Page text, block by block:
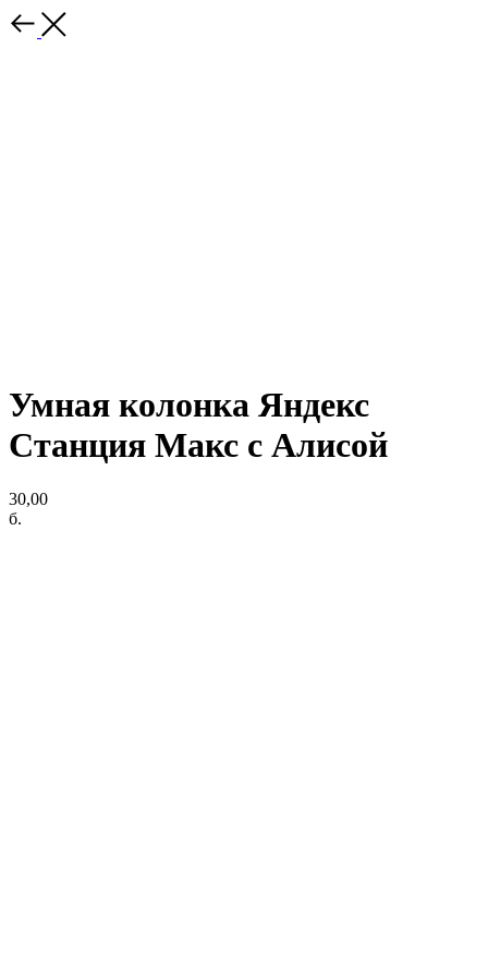
Умная колонка Яндекс
Станция Макс с Алисой
30,00
б.